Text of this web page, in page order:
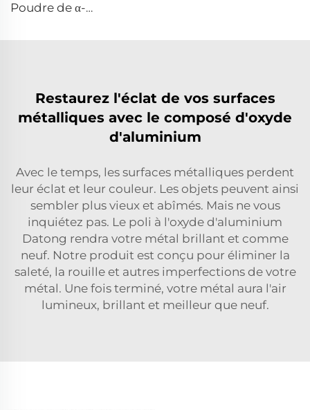
Poudre de α-Al₂O₃ calcinée AW-9FG
Restaurez l'éclat de vos surfaces
métalliques avec le composé d'oxyde
d'aluminium
Avec le temps, les surfaces métalliques perdent
leur éclat et leur couleur. Les objets peuvent ainsi
sembler plus vieux et abîmés. Mais ne vous
inquiétez pas. Le poli à l'oxyde d'aluminium
Datong rendra votre métal brillant et comme
neuf. Notre produit est conçu pour éliminer la
saleté, la rouille et autres imperfections de votre
métal. Une fois terminé, votre métal aura l'air
lumineux, brillant et meilleur que neuf.